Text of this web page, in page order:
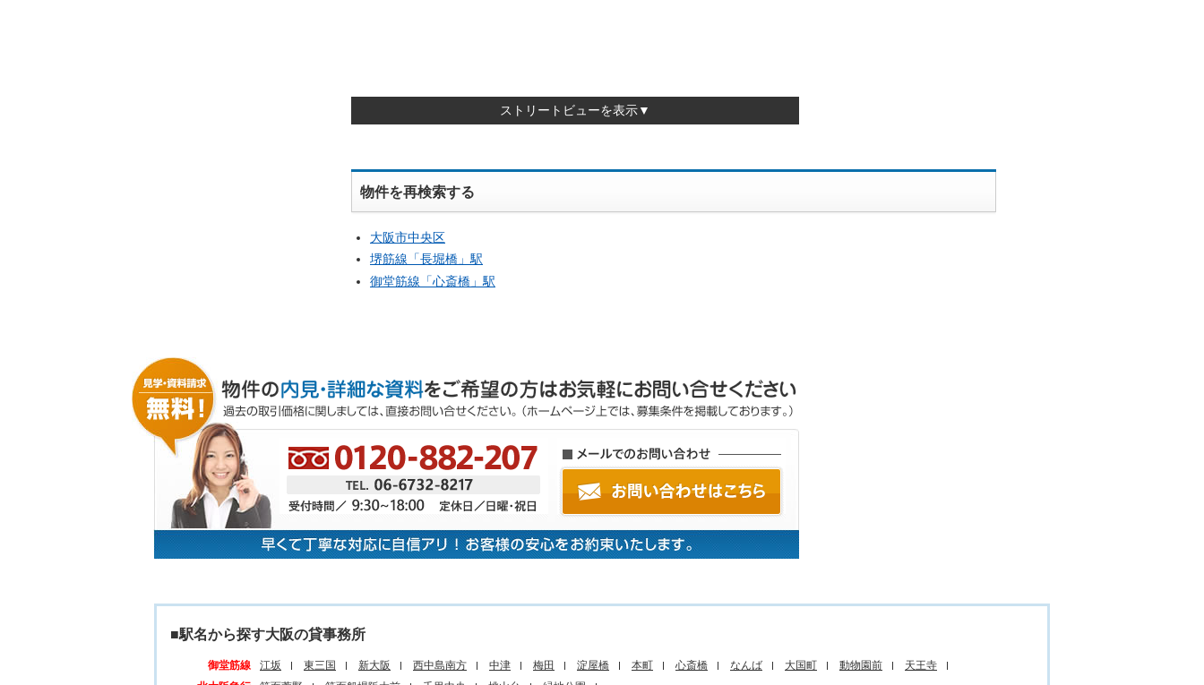
ストリートビューを表示▼
物件を再検索する
大阪市中央区
堺筋線「長堀橋 」駅
御堂筋線「心斎橋 」駅
■駅名から探す大阪の貸事務所
御堂筋線 江坂 東三国 新大阪 西中島南方 中津 梅田 淀屋橋 本町 心斎橋 なんば 大国町 動物園前
天王寺